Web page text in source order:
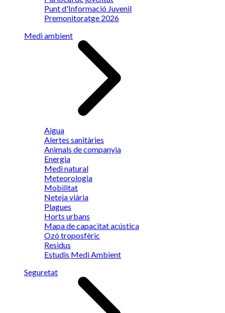
Punt d'Informació Juvenil
Premonitoratge 2026
Medi ambient
Aigua
Alertes sanitàries
Animals de companyia
Energia
Medi natural
Meteorologia
Mobilitat
Neteja viària
Plagues
Horts urbans
Mapa de capacitat acústica
Ozó troposfèric
Residus
Estudis Medi Ambient
Seguretat